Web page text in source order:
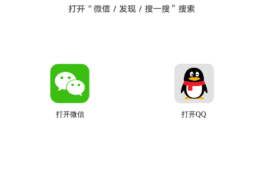
打开微信 打开QQ